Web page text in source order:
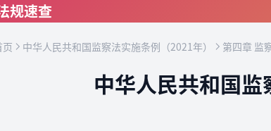
规速查
页 中华人民共和国监察法实施条例（2021年） 第四章 监
中华人民共和国监